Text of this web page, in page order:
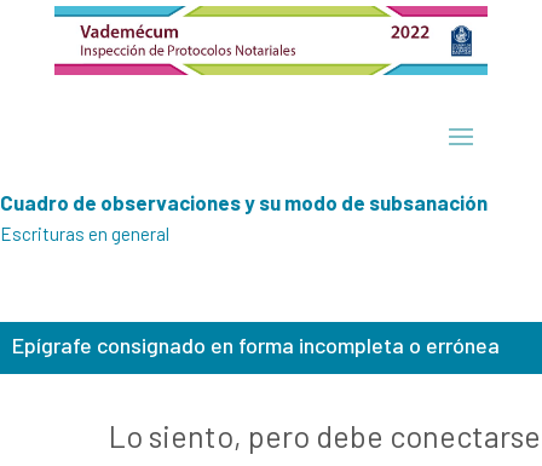
Cuadro de observaciones y su modo de subsanación
Escrituras en general
Epígrafe consignado en forma incompleta o errónea
Lo siento, pero debe conectarse